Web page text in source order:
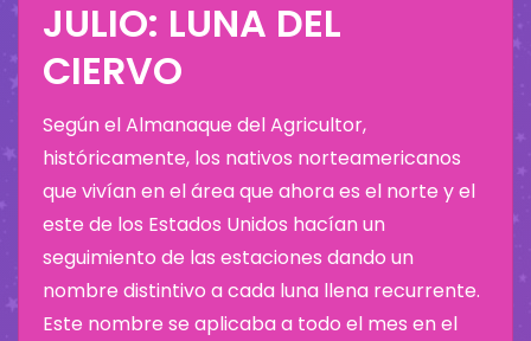
JULIO: LUNA DEL
CIERVO
Según el Almanaque del Agricultor,
históricamente, los nativos norteamericanos
que vivían en el área que ahora es el norte y el
este de los Estados Unidos hacían un
seguimiento de las estaciones dando un
nombre distintivo a cada luna llena recurrente.
Este nombre se aplicaba a todo el mes en el